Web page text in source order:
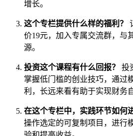
增长。
这个专栏提供什么样的福利？
价19元，加入专属交流群，与
源。
投资这个课程有什么回报？
投
掌握低门槛的创业技巧，通过
利，长远来看有助于实现财务
在这个专栏中，实践环节如何
操作选定的可复制项目，进行